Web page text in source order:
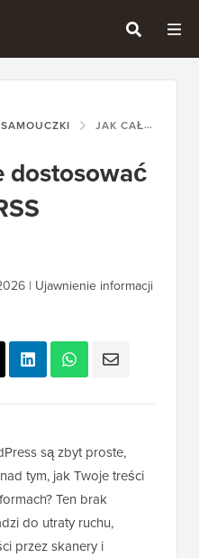
SAMOUCZKI JAK CAŁKOWICIE DOSTOSOWAĆ SWOJE KANAŁY RSS WORDPRESS
dostosować
| Ujawnienie informacji
są zbyt proste,
tym, jak Twoje treści
Ten brak
do utraty ruchu,
przez skanery i